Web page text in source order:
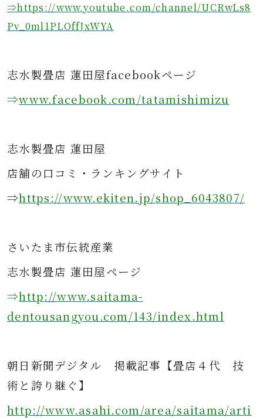
⇒https://www.youtube.com/channel/UCRwLs8
Pv_0ml1PLOffJxWYA
志水製畳店 蓮田屋facebookページ
⇒www.facebook.com/tatamishimizu
志水製畳店 蓮田屋
店舗の口コミ・ランキングサイト
⇒https://www.ekiten.jp/shop_6043807/
さ いたま市伝統産業
志水製畳店 蓮田屋ページ
⇒http://www.saitama-
dentousangyou.com/143/index.html
朝日新聞デジタル 掲載記事 【畳店４代 技
術と誇り継ぐ】
http://www.asahi.com/area/saitama/arti